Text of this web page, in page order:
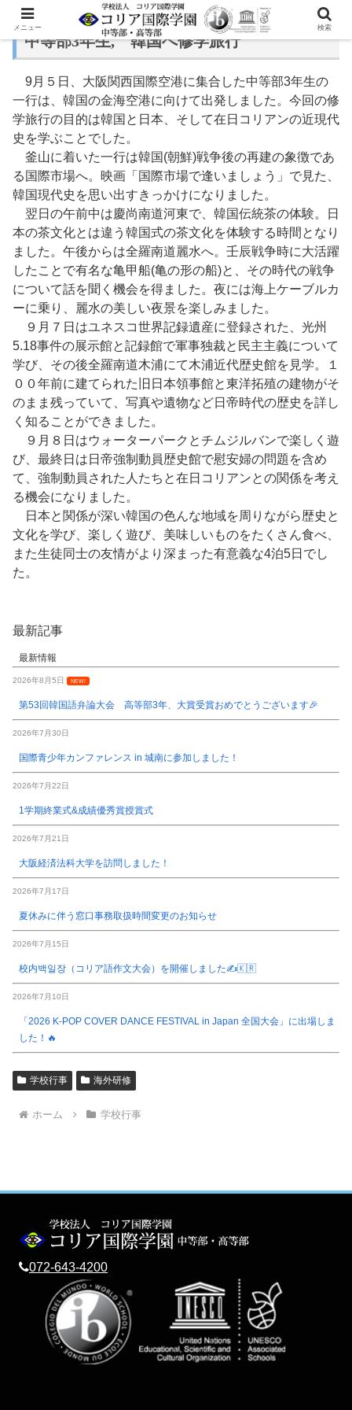
中等部3年生, 韓国へ修学旅行
9月５日、大阪関西国際空港に集合した中等部3年生の
一行は、韓国の金海空港に向けて出発しました。今回の修
学旅行の目的は韓国と日本、そして在日コリアンの近現代
史を学ぶことでした。
釜山に着いた一行は韓国(朝鮮)戦争後の再建の象徴であ
る国際市場へ。映画「国際市場で逢いましょう」で見た、
韓国現代史を思い出すきっかけになりました。
翌日の午前中は慶尚南道河東で、韓国伝統茶の体験。日
本の茶文化とは違う韓国式の茶文化を体験する時間となり
ました。午後からは全羅南道麗水へ。壬辰戦争時に大活躍
したことで有名な亀甲船(亀の形の船)と、その時代の戦争
について話を聞く機会を得ました。夜には海上ケーブルカ
ーに乗り、麗水の美しい夜景を楽しみました。
９月７日はユネスコ世界記録遺産に登録された、光州
5.18事件の展示館と記録館で軍事独裁と民主主義について
学び、その後全羅南道木浦にて木浦近代歴史館を見学。１
００年前に建てられた旧日本領事館と東洋拓殖の建物がそ
のまま残っていて、写真や遺物など日帝時代の歴史を詳し
く知ることができました。
９月８日はウォーターパークとチムジルバンで楽しく遊
び、最終日は日帝強制動員歴史館で慰安婦の問題を含め
て、強制動員された人たちと在日コリアンとの関係を考え
る機会になりました。
日本と関係が深い韓国の色んな地域を周りながら歴史と
文化を学び、楽しく遊び、美味しいものをたくさん食べ、
また生徒同士の友情がより深まった有意義な4泊5日でし
た。
最新記事
最新情報
2026年8月5日 NEW!
第53回韓国語弁論大会 高等部3年、大賞受賞おめでとうございます🎉
2026年7月30日
国際青少年カンファレンス in 城南に参加しました！
2026年7月22日
1学期終業式&成績優秀賞授賞式
2026年7月21日
大阪経済法科大学を訪問しました！
2026年7月17日
夏休みに伴う窓口事務取扱時間変更のお知らせ
2026年7月15日
校内백일장（コリア語作文大会）を開催しました✍️🇰🇷
2026年7月10日
「2026 K-POP COVER DANCE FESTIVAL in Japan 全国大会」に出場しま
した！🔥
学校行事 海外研修
ホーム 学校行事
072-643-4200
メニュー 検索